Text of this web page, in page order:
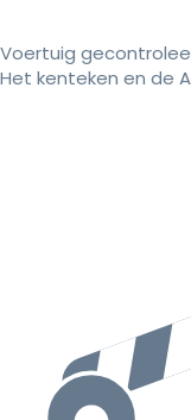
Voertuig
Het kenteken en de